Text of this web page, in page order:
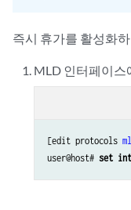
즉시 휴가를 활성화
MLD 인터페이스
[edit protocols
user@host# set